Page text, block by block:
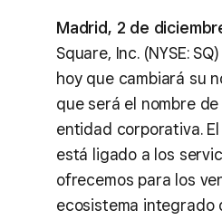
Madrid, 2 de
Square, Inc. (NYSE:
hoy que cambiará su
que será el nombre
entidad corporativa.
está ligado a los
ofrecemos para los
ecosistema integrado